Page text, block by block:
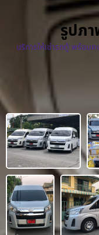
รูปภา
บริการให้เช่ารถตู้ พร้อม